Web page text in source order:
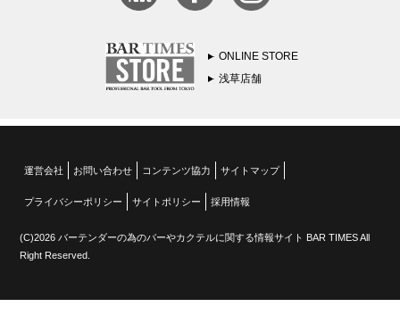
ONLINE STORE
浅草店舗
運営会社 お問い合わせ コンテンツ協力 サイトマップ
プライバシーポリシー サイトポリシー 採用情報
(C)2026 バーテンダーの為のバーやカクテルに関する情報サイト BAR TIMES All
Right Reserved.